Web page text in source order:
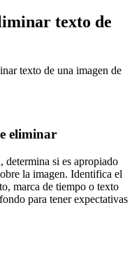
texto de
texto de una imagen de
eliminar
determina si es apropiado
la imagen. Identifica el
marca de tiempo o texto
para tener expectativas